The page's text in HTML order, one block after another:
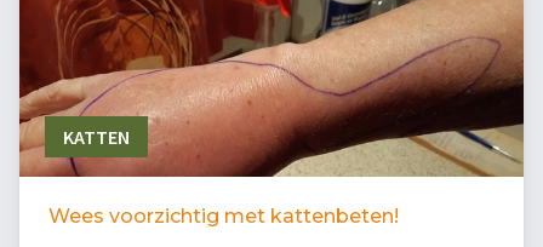
KATTEN
Wees voorzichtig met kattenbeten!